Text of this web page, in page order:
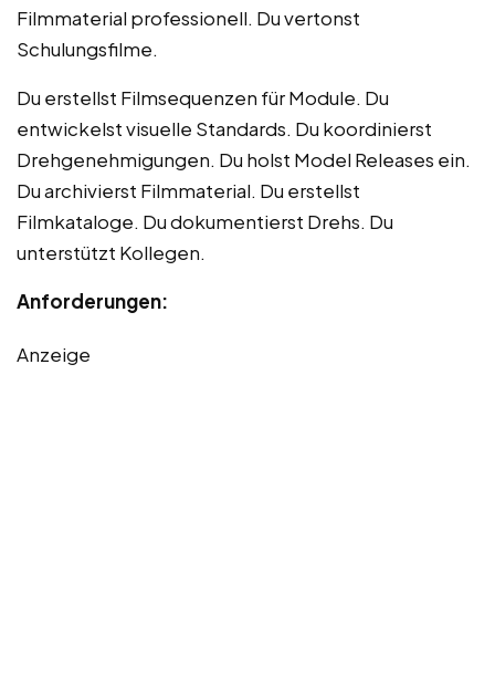
Filmmaterial professionell. Du vertonst
Schulungsfilme.
Du erstellst Filmsequenzen für Module. Du
entwickelst visuelle Standards. Du koordinierst
Drehgenehmigungen. Du holst Model Releases ein.
Du archivierst Filmmaterial. Du erstellst
Filmkataloge. Du dokumentierst Drehs. Du
unterstützt Kollegen.
Anforderungen:
Anzeige